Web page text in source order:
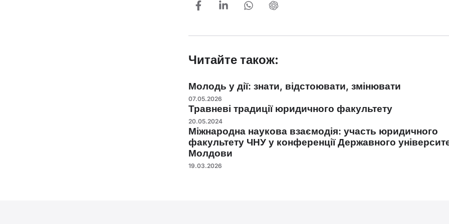
Читайте також:
Молодь у дії: знати, відстоювати, змінювати
07.05.2026
Травневі традиції юридичного факультету
20.05.2024
Міжнародна наукова взаємодія: участь юридичного
факультету ЧНУ у конференції Державного
Молдови
19.03.2026